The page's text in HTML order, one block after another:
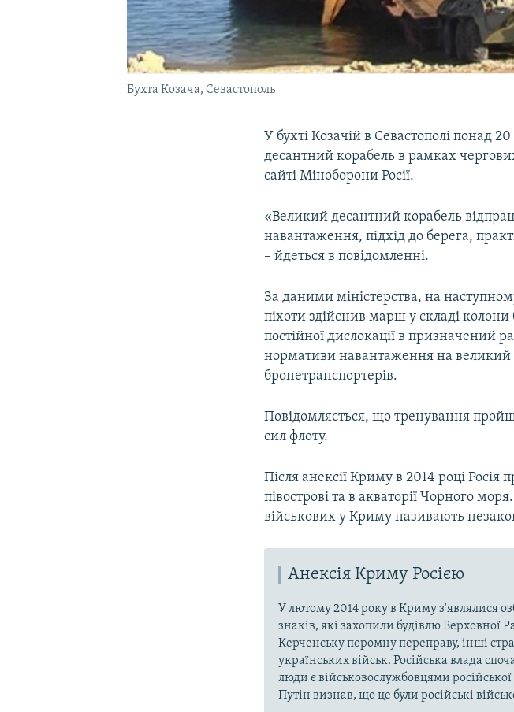
Бухта Козача, Севастополь
У бухті Козачій в Севастополі понад
десантний корабель в рамках
сайті Міноборони Росії.
«Великий десантний корабель
навантаження, підхід до берега,
– йдеться в повідомленні.
За даними міністерства, на
піхоти здійснив марш у складі
постійної дислокації в призначений
нормативи навантаження на великий
бронетранспортерів.
Повідомляється, що тренування
сил флоту.
Після анексії Криму в 2014 році Росія
півострові та в акваторії Чорного
військових у Криму називають
Анексія Криму Росією
У лютому 2014 року в Криму з'являлися
знаків, які захопили будівлю
Керченську поромну переправу, інші
українських військ. Російська влада
люди є військовослужбовцями
Путін визнав, що це були російські